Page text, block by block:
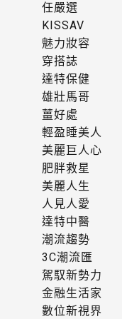
任嚴選
KISSAV
魅力妝容
穿搭誌
達特保健
雄壯馬哥
薑好處
輕盈睡美人
美麗巨人心
肥胖救星
美麗人生
人見人愛
達特中醫
潮流趨勢
3C潮流匯
駕馭新勢力
金融生活家
數位新視界